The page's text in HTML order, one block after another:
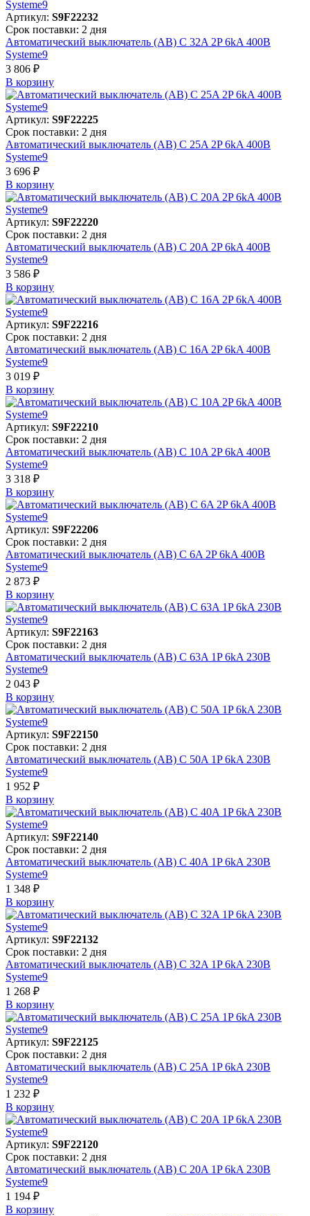
Артикул: S9F22232
Срок поставки: 2 дня
Автоматический выключатель (АВ) C 32A 2P 6kA 400В
Systeme9
3 806 ₽
В корзинy
Артикул: S9F22225
Срок поставки: 2 дня
Автоматический выключатель (АВ) C 25A 2P 6kA 400В
Systeme9
3 696 ₽
В корзинy
Артикул: S9F22220
Срок поставки: 2 дня
Автоматический выключатель (АВ) C 20A 2P 6kA 400В
Systeme9
3 586 ₽
В корзинy
Артикул: S9F22216
Срок поставки: 2 дня
Автоматический выключатель (АВ) C 16A 2P 6kA 400В
Systeme9
3 019 ₽
В корзинy
Артикул: S9F22210
Срок поставки: 2 дня
Автоматический выключатель (АВ) C 10A 2P 6kA 400В
Systeme9
3 318 ₽
В корзинy
Артикул: S9F22206
Срок поставки: 2 дня
Автоматический выключатель (АВ) C 6A 2P 6kA 400В
Systeme9
2 873 ₽
В корзинy
Артикул: S9F22163
Срок поставки: 2 дня
Автоматический выключатель (АВ) C 63A 1P 6kA 230В
Systeme9
2 043 ₽
В корзинy
Артикул: S9F22150
Срок поставки: 2 дня
Автоматический выключатель (АВ) C 50A 1P 6kA 230В
Systeme9
1 952 ₽
В корзинy
Артикул: S9F22140
Срок поставки: 2 дня
Автоматический выключатель (АВ) C 40A 1P 6kA 230В
Systeme9
1 348 ₽
В корзинy
Артикул: S9F22132
Срок поставки: 2 дня
Автоматический выключатель (АВ) C 32A 1P 6kA 230В
Systeme9
1 268 ₽
В корзинy
Артикул: S9F22125
Срок поставки: 2 дня
Автоматический выключатель (АВ) C 25A 1P 6kA 230В
Systeme9
1 232 ₽
В корзинy
Артикул: S9F22120
Срок поставки: 2 дня
Автоматический выключатель (АВ) C 20A 1P 6kA 230В
Systeme9
1 194 ₽
В корзинy